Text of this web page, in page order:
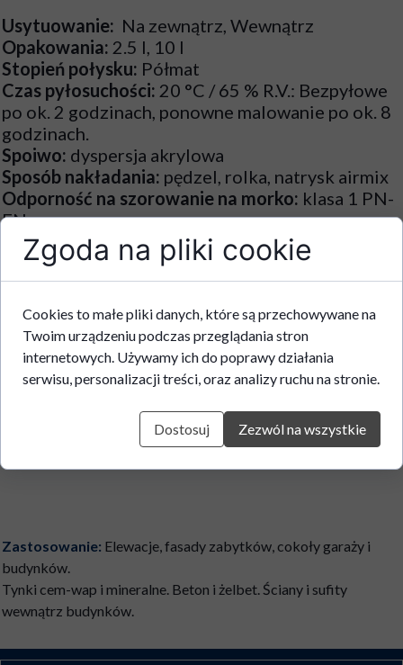
Właściowści: Odporna na warunki atmosferyczne.
Paroprzepuszczalna. Odporna na UV.
Zmywalna i odpoerona na rozwój plęśni i grzybów.
Zastosowanie: Elewacje, fasady zabytków, cokoły garaży i
budynków.
Tynki cem-wap i mineralne. Beton i żelbet. Ściany i sufity
wewnątrz budynków.
Usytuowanie: Na zewnątrz, Wewnątrz
Opakowania: 2.5 l, 10 l
Stopień połysku: Półmat
Czas pyłosuchości: 20 °C / 65 % R.V.: Bezpyłowe
po ok. 2 godzinach, ponowne malowanie po ok. 8
godzinach.
Spoiwo: dyspersja akrylowa
Sposób nakładania: pędzel, rolka, natrysk airmix
Odporność na szorowanie na morko: klasa 1 PN-
EN
Wydajność teoretyczna:do 16 m2/l
Zgoda na pliki cookie
Cookies to małe pliki danych, które są przechowywane na
Twoim urządzeniu podczas przeglądania stron
internetowych. Używamy ich do poprawy działania
serwisu, personalizacji treści, oraz analizy ruchu na stronie.
Dostosuj Zezwól na wszystkie